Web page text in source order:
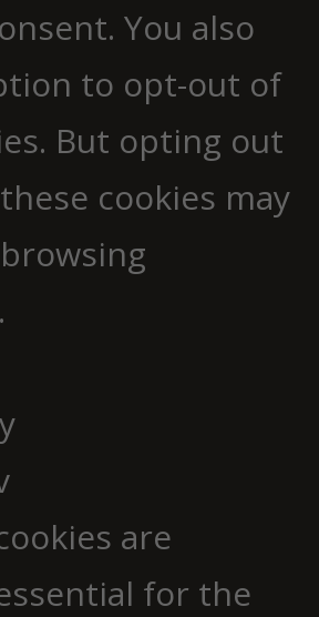
You also
to opt-out of
But opting out
cookies may
are
for the